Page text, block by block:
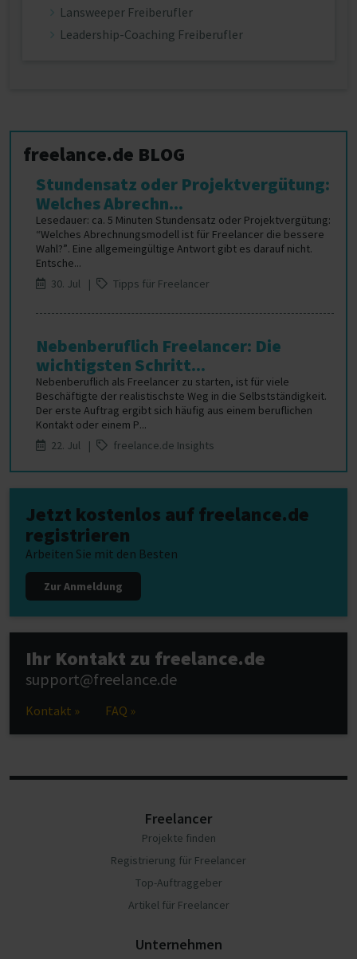
Lansweeper Freiberufler
Leadership-Coaching Freiberufler
freelance.de BLOG
Stundensatz oder Projektvergütung:
Welches Abrechn...
Lesedauer: ca. 5 Minuten Stundensatz oder Projektvergütung:
“Welches Abrechnungsmodell ist für Freelancer die bessere
Wahl?”. Eine allgemeingültige Antwort gibt es darauf nicht.
Entsche...
30. Jul |
Tipps für Freelancer
Nebenberuflich Freelancer: Die
wichtigsten Schritt...
Nebenberuflich als Freelancer zu starten, ist für viele
Beschäftigte der realistischste Weg in die Selbstständigkeit.
Der erste Auftrag ergibt sich häufig aus einem beruflichen
Kontakt oder einem P...
22. Jul |
freelance.de Insights
Jetzt kostenlos auf freelance.de
registrieren
Arbeiten Sie mit den Besten
Zur Anmeldung
Ihr Kontakt zu freelance.de
support@freelance.de
Kontakt » FAQ »
Freelancer
Projekte finden
Registrierung für Freelancer
Top-Auftraggeber
Artikel für Freelancer
Unternehmen